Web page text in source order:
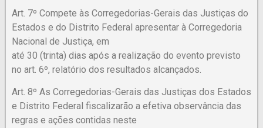
Art. 7º Compete às Corregedorias-Gerais das Justiças do
Estados e do Distrito Federal apresentar à Corregedoria
Nacional de Justiça, em
até 30 (trinta) dias após a realização do evento previsto
no art. 6º, relatório dos resultados alcançados.
Art. 8º As Corregedorias-Gerais das Justiças dos Estados
e Distrito Federal fiscalizarão a efetiva observância das
regras e ações contidas neste